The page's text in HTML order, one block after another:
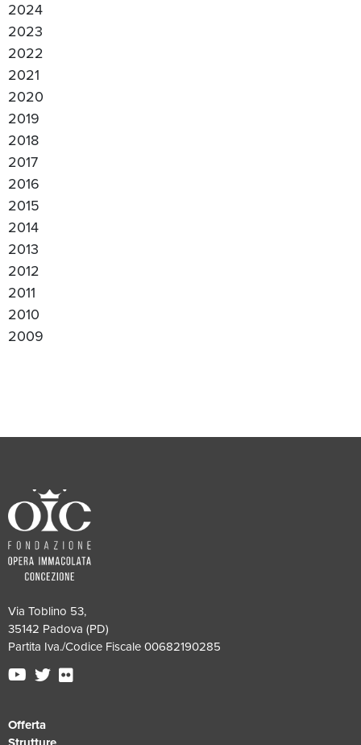
2024
2023
2022
2021
2020
2019
2018
2017
2016
2015
2014
2013
2012
2011
2010
2009
Via Toblino 53,
35142 Padova (PD)
Partita Iva./Codice Fiscale 00682190285
Offerta